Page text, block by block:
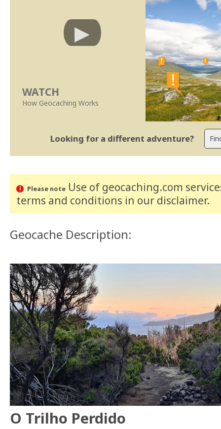
WATCH
How Geocaching Works
Looking for a different adventure?
Please noteUse of geocaching.com
terms and conditions in our disclaimer.
Geocache Description:
O Trilho Perdido